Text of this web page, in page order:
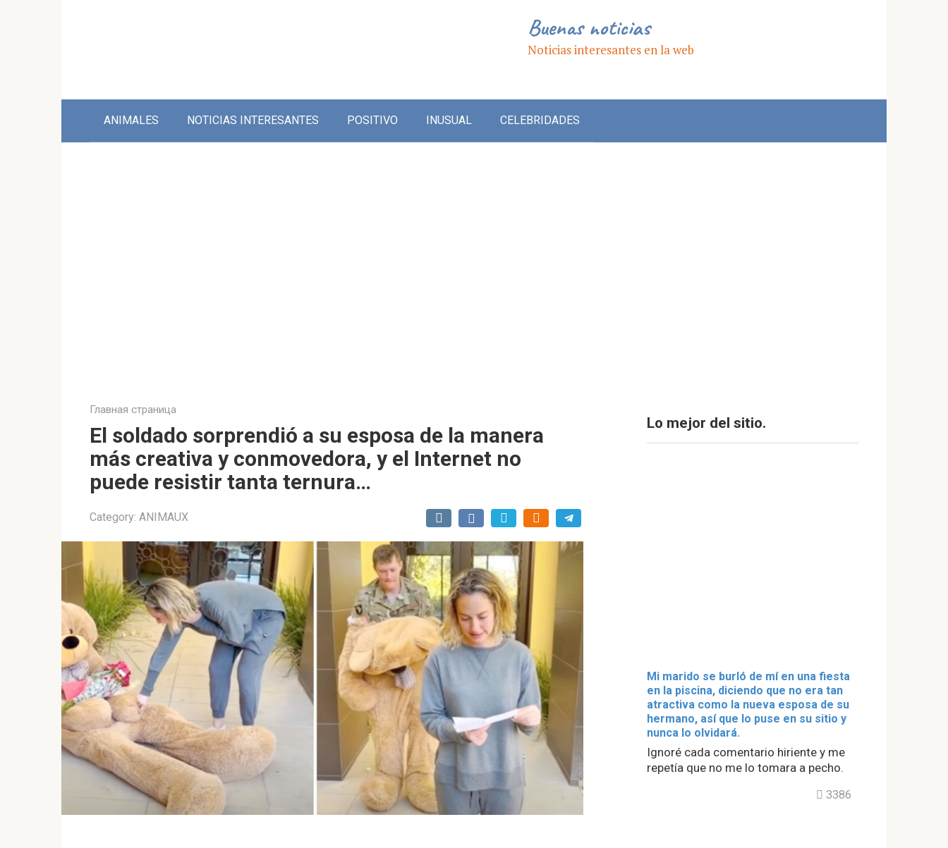
Buenas noticias
Noticias interesantes en la web
ANIMALES NOTICIAS INTERESANTES POSITIVO INUSUAL CELEBRIDADES
Главная страница
El soldado sorprendió a su esposa de la manera
más creativa y conmovedora, y el Internet no
puede resistir tanta ternura…
Category: ANIMAUX
Lo mejor del sitio.
Mi marido se burló de mí en una fiesta
en la piscina, diciendo que no era tan
atractiva como la nueva esposa de su
hermano, así que lo puse en su sitio y
nunca lo olvidará.
Ignoré cada comentario hiriente y me
repetía que no me lo tomara a pecho.
3386